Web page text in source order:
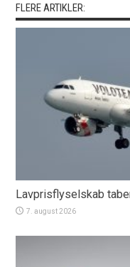
FLERE ARTIKLER:
Lavprisflyselskab
7. august 2026